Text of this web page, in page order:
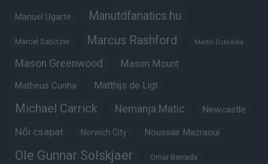
Manuel Ugarte Manutdfanatics.hu
Marcel Sabitzer Marcus Rashford Martin Dubravka
Mason Greenwood Mason Mount
Matheus Cunha Matthijs de Ligt
Michael Carrick Nemanja Matic Newcastle
Női csapat Norwich City Noussair Mazraoui
Ole Gunnar Solskjaer Omar Berrada